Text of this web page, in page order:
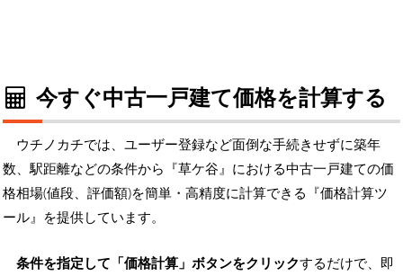
今すぐ中古一戸建て価格を計算する
ウチノカチでは、ユーザー登録など面倒な手続きせずに築年
数、駅距離などの条件から『草ケ谷』における中古一戸建ての価
格相場(値段、評価額)を簡単・高精度に計算できる『価格計算ツ
ール』を提供しています。
条件を指定して「価格計算」ボタンをクリックするだけで、即